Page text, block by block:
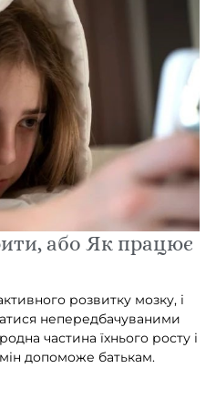
або Як працює
розвитку мозку, і
непередбачуваними
частина їхнього росту і
допоможе батькам.